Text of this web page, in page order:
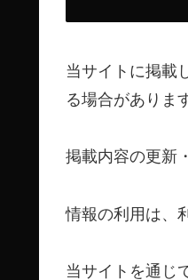
当サイトに掲載
る場合がありま
掲載内容の更新
情報の利用は、
当サイトを通じ